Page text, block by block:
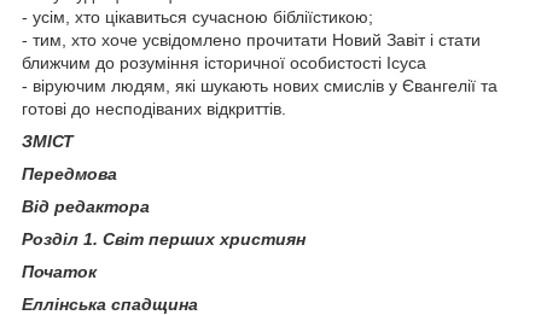
- усім, хто цікавиться сучасною бібліїстикою;
- тим, хто хоче усвідомлено прочитати Новий Завіт і стати
ближчим до розуміння історичної особистості Ісуса
- віруючим людям, які шукають нових смислів у Євангелії та
готові до несподіваних відкриттів.
ЗМІСТ
Передмова
Від редактора
Розділ 1. Світ перших християн
Початок
Еллінська спадщина